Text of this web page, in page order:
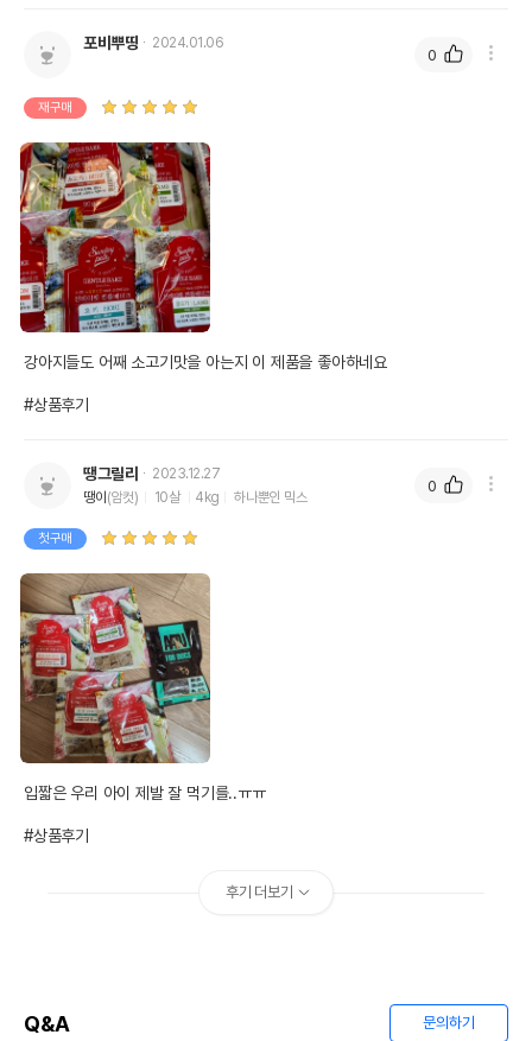
포비뿌땅 2024.01.06
재구매
강아지들도 어째 소고기맛을 아는지 이 제품을 좋아하네요
#상품후기
0
땡그릴리
2023.12.27
땡이 (암컷) 10살 4kg 하나뿐인 믹스
첫구매
입짧은 우리 아이 제발 잘 먹기를..ㅠㅠ
#상품후기
0
후기 더보기
Q&A 문의하기